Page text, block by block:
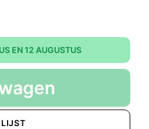
EN 12 AUGUSTUS